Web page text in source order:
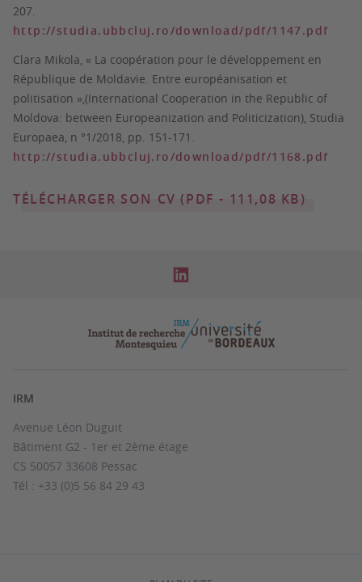
207.
http://studia.ubbcluj.ro/download/pdf/1147.pdf
Clara Mikola, « La coopération pour le développement en
République de Moldavie. Entre européanisation et
politisation »,(International Cooperation in the Republic of
Moldova: between Europeanization and Politicization), Studia
Europaea, n °1/2018, pp. 151-171.
http://studia.ubbcluj.ro/download/pdf/1168.pdf
TÉLÉCHARGER SON CV (PDF - 111,08 KB)
IRM
Avenue Léon Duguit
Bâtiment G2 - 1er et 2ème étage
CS 50057 33608 Pessac
Tél : +33 (0)5 56 84 29 43